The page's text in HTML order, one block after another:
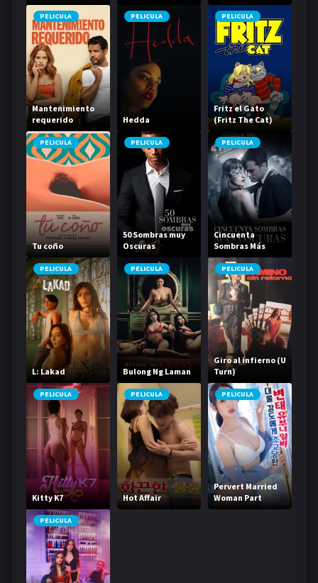
PELICULA
Mantenimiento
requerido
PELICULA
Hedda
PELICULA
Fritz el Gato
(Fritz The Cat)
PELICULA
Tu coño
PELICULA
50 Sombras muy
Oscuras
PELICULA
Cincuenta
Sombras Más
Oscuras
PELICULA
L: Lakad
PELICULA
Bulong Ng Laman
PELICULA
Giro al infierno (U
Turn)
PELICULA
Kitty K7
PELICULA
Hot Affair
PELICULA
Pervert Married
Woman Part
Timer Who Was
PELICULA